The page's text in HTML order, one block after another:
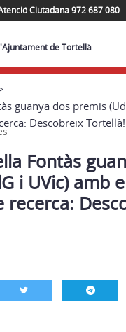
Ciutadana 972 687 080
de Tortellà
guanya dos premis
Descobreix Tortellà!
Fontàs
i UVic) amb
recerca: